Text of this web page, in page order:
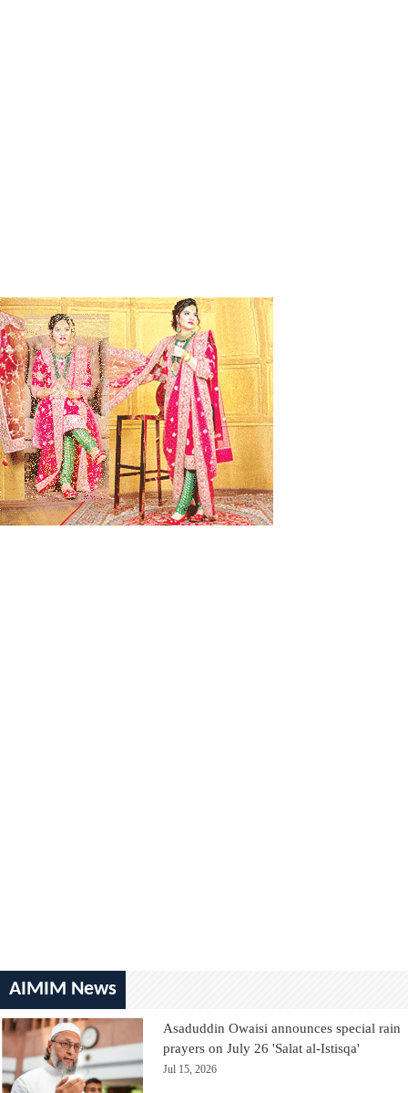
AIMIM News
Asaduddin Owaisi announces special rain
prayers on July 26 'Salat al-Istisqa'
Jul 15, 2026